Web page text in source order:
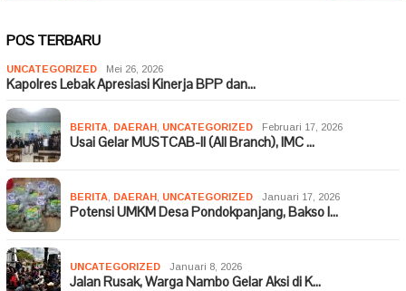
POS TERBARU
UNCATEGORIZED Mei 26, 2026
Kapolres Lebak Apresiasi Kinerja BPP dan…
BERITA DAERAH UNCATEGORIZED Februari 17, 2026
Usai Gelar MUSTCAB-II (All Branch), IMC …
BERITA DAERAH UNCATEGORIZED Januari 17, 2026
Potensi UMKM Desa Pondokpanjang, Bakso I…
UNCATEGORIZED Januari 8, 2026
Jalan Rusak, Warga Nambo Gelar Aksi di K…